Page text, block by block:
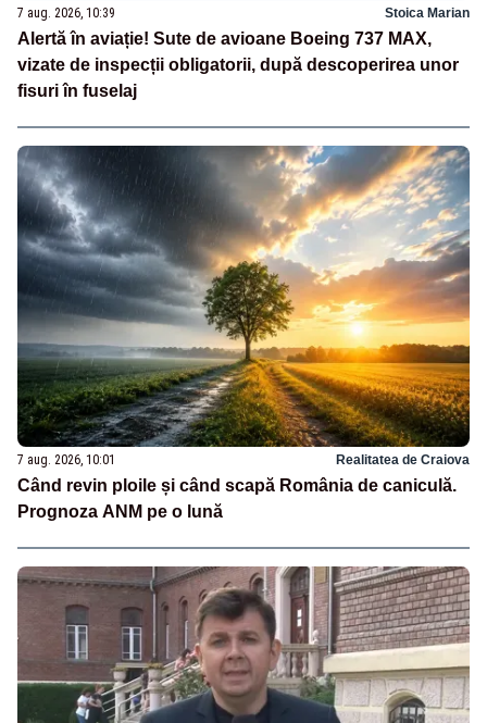
7 aug. 2026, 10:39 Stoica Marian
Alertă în aviație! Sute de avioane Boeing 737 MAX,
vizate de inspecții obligatorii, după descoperirea unor
fisuri în fuselaj
7 aug. 2026, 10:01 Realitatea de Craiova
Când revin ploile și când scapă România de caniculă.
Prognoza ANM pe o lună